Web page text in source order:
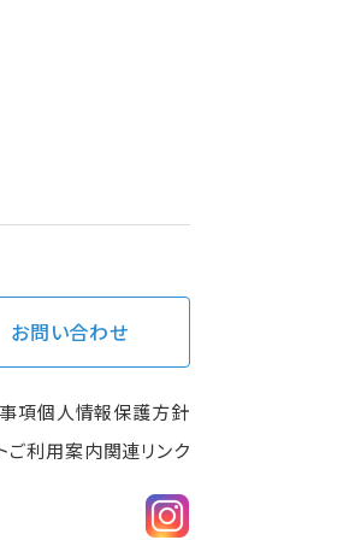
お問い合わせ
項個人情報保護方針
ご利用案内関連リンク